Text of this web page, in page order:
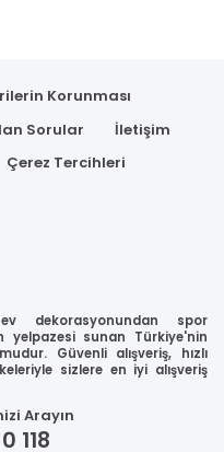
Korunması
Sorular
İletişim
Çerez Tercihleri
dekorasyonundan spor
yelpazesi sunan Türkiye'nin
Güvenli alışveriş, hızlı
sizlere en iyi alışveriş
Arayın
118